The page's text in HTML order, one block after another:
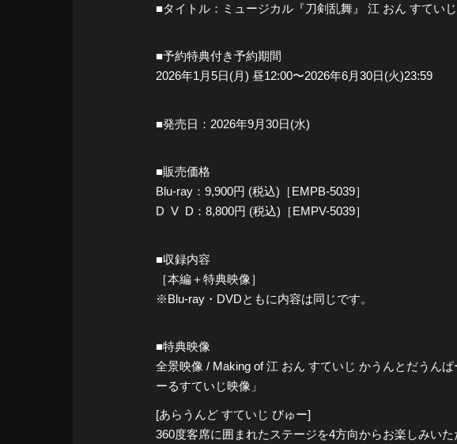
■タイトル：ミュージカル『刀剣乱舞』 江 おん すてい
■予約特典付き予約期間
2026年1月5日(月) 昼12:00〜2026年6月30日(火)23:59
■発売日：2026年9月30日(水)
■販売価格
Blu-ray：9,900円 (税込)［EMPB-5039］
D V D：8,800円 (税込)［EMPV-5039］
■収録内容
［本編＋特典映像］
※Blu-ray・DVDともに内容は同じです。
■特典映像
全景映像 / Making of 江 おん すていじ かうんとだうん
ーるすていじ映像」
[あらうんど すていじ びゅー]
360度客席に囲まれたステージを4方向からお楽しみいた